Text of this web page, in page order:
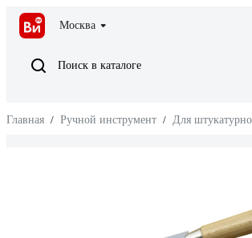
Москва
Поиск в каталоге
Главная / Ручной инструмент / Для